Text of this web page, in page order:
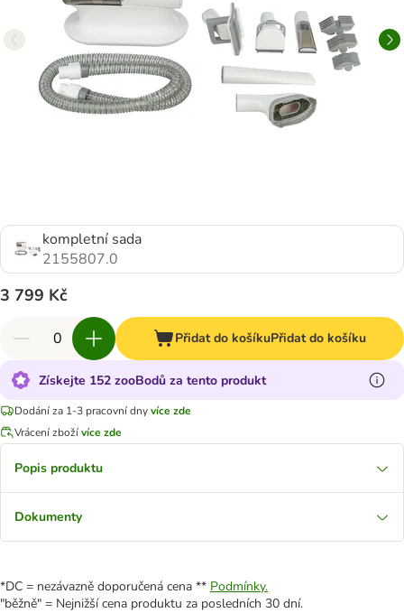
kompletní sada
2155807.0
3 799 Kč
Přidat do košíkuPřidat do košíku
Získejte 152 zooBodů za tento produkt
Dodání za 1-3 pracovní dnyvíce zde
Vrácení zbožívíce zde
Popis produktu
Dokumenty
*DC = nezávazně doporučená cena ** Podmínky.
"běžně" = Nejnižší cena produktu za posledních 30 dní.